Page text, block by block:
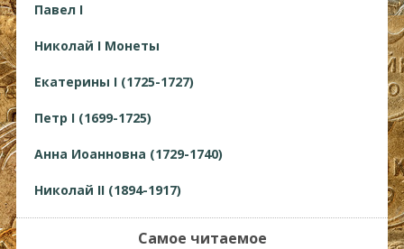
Павел I
Николай I Монеты
Екатерины I (1725-1727)
Петр I (1699-1725)
Анна Иоанновна (1729-1740)
Николай II (1894-1917)
Самое читаемое